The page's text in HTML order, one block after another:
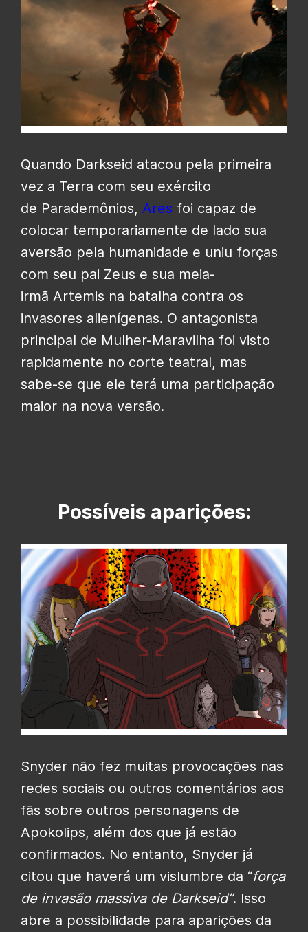
Quando Darkseid atacou pela primeira
vez a Terra com seu exército
de Parademônios, Ares foi capaz de
colocar temporariamente de lado sua
aversão pela humanidade e uniu forças
com seu pai Zeus e sua meia-
irmã Artemis na batalha contra os
invasores alienígenas. O antagonista
principal de Mulher-Maravilha foi visto
rapidamente no corte teatral, mas
sabe-se que ele terá uma participação
maior na nova versão.
Possíveis aparições:
Snyder não fez muitas provocações nas
redes sociais ou outros comentários aos
fãs sobre outros personagens de
Apokolips, além dos que já estão
confirmados. No entanto, Snyder já
citou que haverá um vislumbre da “força
de invasão massiva deDarkseid”. Isso
abre a possibilidade para aparições da